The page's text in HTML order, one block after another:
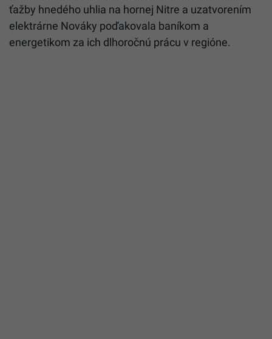
ťažby hnedého uhlia na hornej Nitre a uzatvorením
elektrárne Nováky poďakovala baníkom a
energetikom za ich dlhoročnú prácu v regióne.